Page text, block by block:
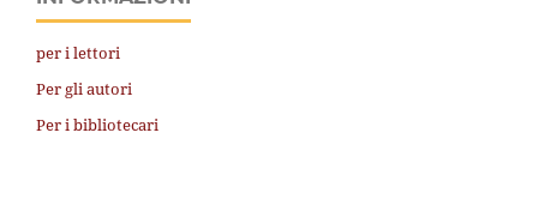
per i lettori
Per gli autori
Per i bibliotecari